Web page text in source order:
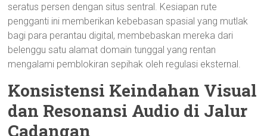
seratus persen dengan situs sentral. Kesiapan rute
pengganti ini memberikan kebebasan spasial yang mutlak
bagi para perantau digital, membebaskan mereka dari
belenggu satu alamat domain tunggal yang rentan
mengalami pemblokiran sepihak oleh regulasi eksternal.
Konsistensi Keindahan Visual
dan Resonansi Audio di Jalur
Cadangan